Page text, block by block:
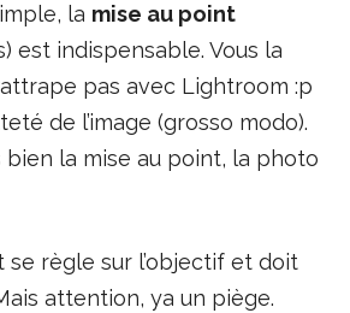
la mise au point
est indispensable. Vous la
pas avec Lightroom :p
de l’image (grosso modo).
bien la mise au point, la photo
se règle sur l’objectif et doit
attention, ya un piège.